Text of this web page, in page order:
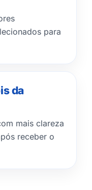
para
da
mais clareza
receber o